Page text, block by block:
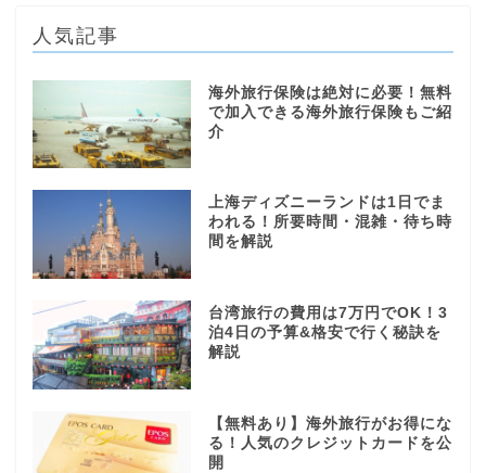
人気記事
海外旅行保険は絶対に必要！無料
で加入できる海外旅行保険もご紹
介
上海ディズニーランドは1日でま
われる！所要時間・混雑・待ち時
間を解説
台湾旅行の費用は7万円でOK！3
泊4日の予算&格安で行く秘訣を
解説
【無料あり】海外旅行がお得にな
る！人気のクレジットカードを公
開